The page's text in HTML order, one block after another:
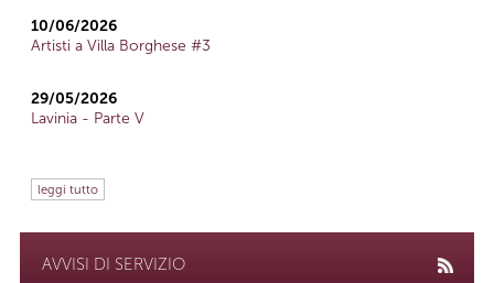
10/06/2026
Artisti a Villa Borghese #3
29/05/2026
Lavinia - Parte V
leggi tutto
AVVISI DI SERVIZIO